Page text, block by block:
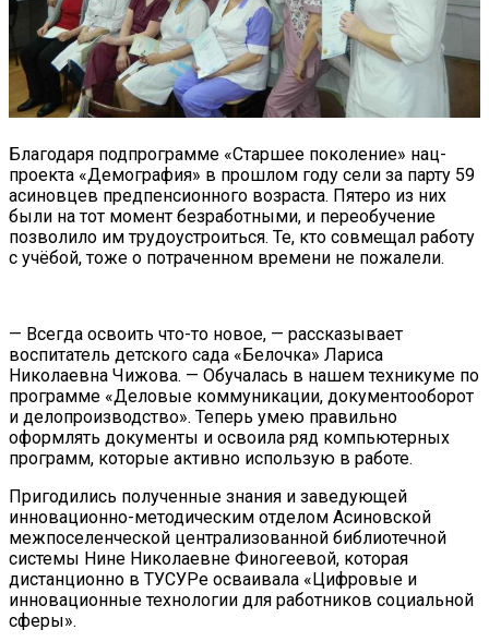
Благодаря подпрограмме «Старшее поколение» нац-
проекта «Демография» в прошлом году сели за парту 59
асиновцев предпенсионного возраста. Пятеро из них
были на тот момент безработными, и переобучение
позволило им трудоустроиться. Те, кто совмещал работу
с учёбой, тоже о потраченном времени не пожалели.
— Всегда освоить что-то новое, — рассказывает
воспитатель детского сада «Белочка» Лариса
Николаевна Чижова. — Обучалась в нашем техникуме по
программе «Деловые коммуникации, документооборот
и делопроизводство». Теперь умею правильно
оформлять документы и освоила ряд компьютерных
программ, которые активно использую в работе.
Пригодились полученные знания и заведующей
инновационно-методическим отделом Асиновской
межпоселенческой централизованной библиотечной
системы Нине Николаевне Финогеевой, которая
дистанционно в ТУСУРе осваивала «Цифровые и
инновационные технологии для работников социальной
сферы».